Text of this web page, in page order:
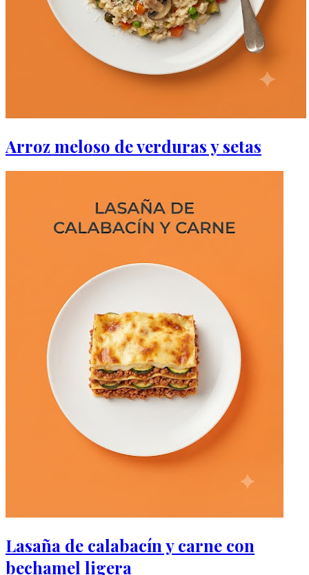
Arroz meloso de verduras y setas
Lasaña de calabacín y carne con
bechamel ligera